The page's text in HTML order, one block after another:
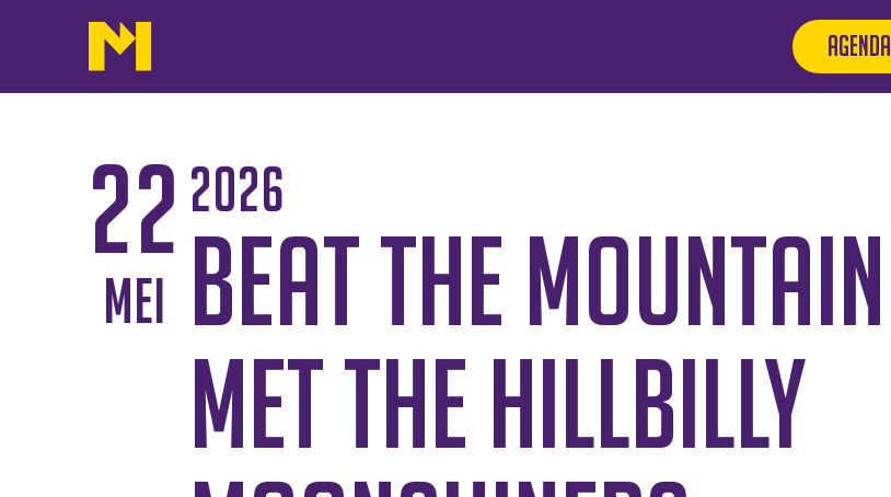
Agenda
22
mei
2026
Beat the Mountain
met The Hillbilly